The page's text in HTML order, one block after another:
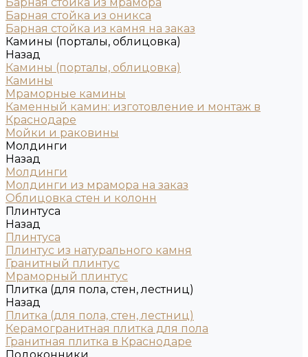
Барная стойка из оникса
Барная стойка из камня на заказ
Камины (порталы, облицовка)
Назад
Камины (порталы, облицовка)
Камины
Мраморные камины
Каменный камин: изготовление и монтаж в
Краснодаре
Мойки и раковины
Молдинги
Назад
Молдинги
Молдинги из мрамора на заказ
Облицовка стен и колонн
Плинтуса
Назад
Плинтуса
Плинтус из натурального камня
Гранитный плинтус
Мраморный плинтус
Плитка (для пола, стен, лестниц)
Назад
Плитка (для пола, стен, лестниц)
Керамогранитная плитка для пола
Гранитная плитка в Краснодаре